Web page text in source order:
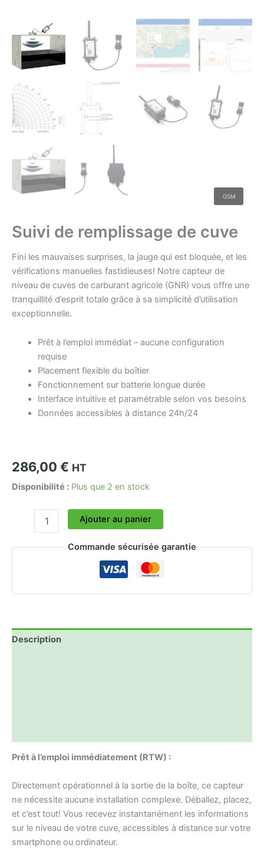
GSM
Suivi de remplissage de cuve
Fini les mauvaises surprises, la jauge qui est bloquée, et les
vérifications manuelles fastidieuses! Notre capteur de
niveau de cuves de carburant agricole (GNR) vous offre une
tranquillité d’esprit totale grâce à sa simplicité d’utilisation
exceptionnelle.
Prêt à l’emploi immédiat – aucune configuration
requise
Placement flexible du boîtier
Fonctionnement sur batterie longue durée
Interface intuitive et paramétrable selon vos besoins
Données accessibles à distance 24h/24
286,00 € HT
Disponibilité : Plus que 2 en stock
Ajouter au panier
Commande sécurisée garantie
Description
Prêt à l’emploi immédiatement (RTW) :
Directement opérationnel à la sortie de la boîte, ce capteur
ne nécessite aucune installation complexe. Déballez, placez,
et c’est tout! Vous recevez instantanément les informations
sur le niveau de votre cuve, accessibles à distance sur votre
smartphone ou ordinateur.